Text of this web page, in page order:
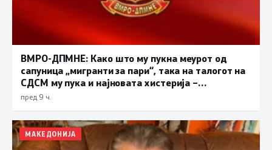
ВМРО-ДПМНЕ: Како што му пукна меурот од
сапуница „мигранти за пари“, така на талогот на
СДСМ му пука и најновата хистерија –
прифаќање на француски предлог
пред 9 ч.
МАКЕДОНИЈА